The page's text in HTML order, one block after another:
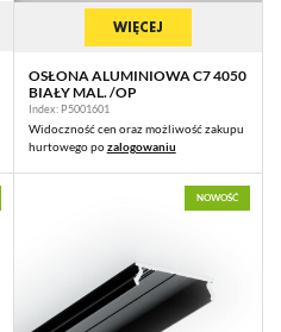
WIĘCEJ
OSŁONA ALUMINIOWA C7 4050
BIAŁY MAL. /OP
Index: P5001601
Widoczność cen oraz możliwość zakupu
hurtowego pozalogowaniu
NOWOŚĆ